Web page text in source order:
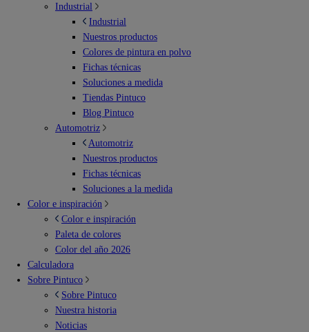
Industrial
Industrial
Nuestros productos
Colores de pintura en polvo
Fichas técnicas
Soluciones a medida
Tiendas Pintuco
Blog Pintuco
Automotriz
Automotriz
Nuestros productos
Fichas técnicas
Soluciones a la medida
Color e inspiración
Color e inspiración
Paleta de colores
Color del año 2026
Calculadora
Sobre Pintuco
Sobre Pintuco
Nuestra historia
Noticias